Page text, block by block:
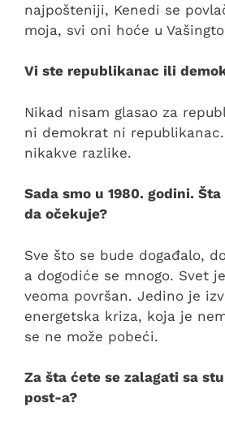
najpošteniji, Kenedi se
moja, svi oni hoće u
Vi ste republikanac ili
Nikad nisam glasao za
ni demokrat ni republikanac.
nikakve razlike.
Sada smo u 1980. godini.
da očekuje?
Sve što se bude događalo,
a dogodiće se mnogo. Svet
veoma površan. Jedino je
energetska kriza, koja je
se ne može pobeći.
Za šta ćete se zalagati sa
post-a?